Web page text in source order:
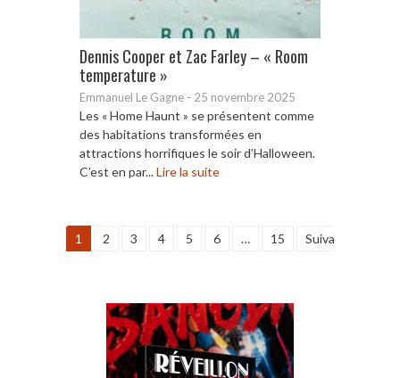
Dennis Cooper et Zac Farley – « Room
temperature »
Emmanuel Le Gagne - 25 novembre 2025
Les « Home Haunt » se présentent comme
des habitations transformées en
attractions horrifiques le soir d’Halloween.
C’est en par...Lire la suite
1 2 3 4 5 6 … 15 Suivant »